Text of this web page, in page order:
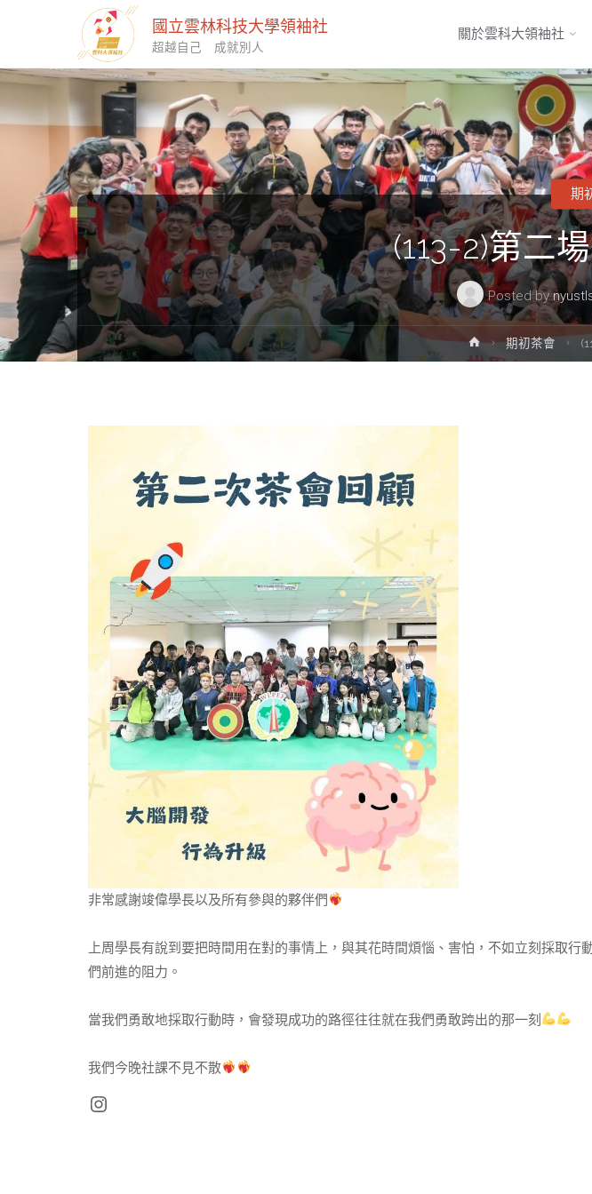
國立雲林科技大學領袖社
超越自己 成就別人
to
content
關於雲科大領袖社
(113-2)第二
Posted by
期
Home期初茶會
非常感謝竣偉學長以及所有參與的夥伴們
上周學長有說到要把時間用在對的事情上，與其花時間煩惱、害怕，不如立刻採取
們前進的阻力。
當我們勇敢地採取行動時，會發現成功的路徑往往就在我們勇敢跨出的那一刻
我們今晚社課不見不散
Instagram